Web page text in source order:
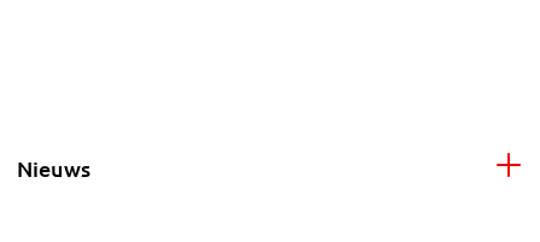
Nieuws